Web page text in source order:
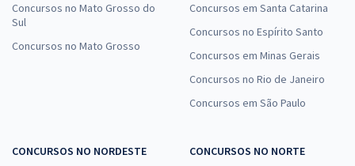
Concursos no Mato Grosso do
Sul
Concursos no Mato Grosso
Concursos em Santa Catarina
Concursos no Espírito Santo
Concursos em Minas Gerais
Concursos no Rio de Janeiro
Concursos em São Paulo
CONCURSOS NO NORDESTE
CONCURSOS NO NORTE